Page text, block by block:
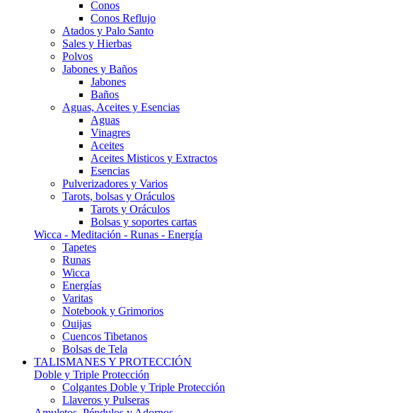
Conos
Conos Reflujo
Atados y Palo Santo
Sales y Hierbas
Polvos
Jabones y Baños
Jabones
Baños
Aguas, Aceites y Esencias
Aguas
Vinagres
Aceites
Aceites Misticos y Extractos
Esencias
Pulverizadores y Varios
Tarots, bolsas y Oráculos
Tarots y Oráculos
Bolsas y soportes cartas
Wicca - Meditación - Runas - Energía
Tapetes
Runas
Wicca
Energías
Varitas
Notebook y Grimorios
Ouijas
Cuencos Tibetanos
Bolsas de Tela
TALISMANES Y PROTECCIÓN
Doble y Triple Protección
Colgantes Doble y Triple Protección
Llaveros y Pulseras